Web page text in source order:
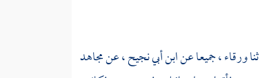
ورقاء ،جميعا عنابن أبي نجيح ،عنمجاهد